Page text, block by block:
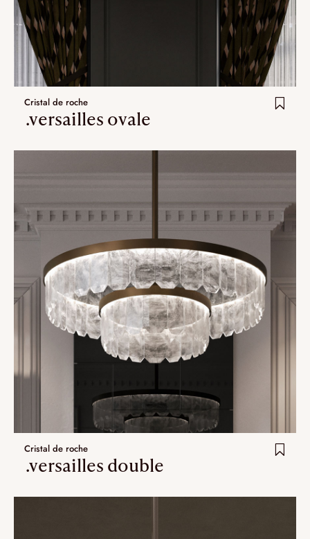
Cristal de roche
.versailles ovale
Cristal de roche
.versailles double